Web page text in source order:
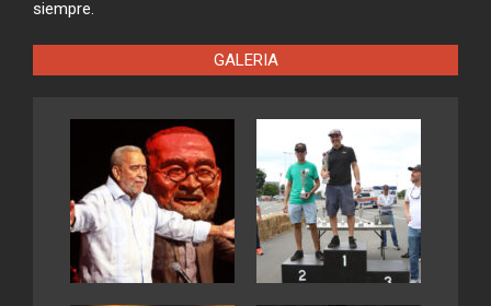
siempre.
GALERIA